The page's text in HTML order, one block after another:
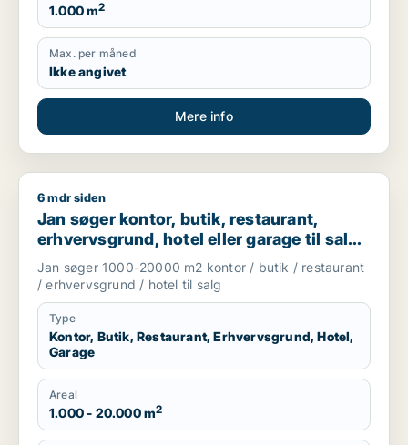
1.000 m2
Max. per måned
Ikke angivet
Mere info
Jan søger kontor, butik, restaurant, erhvervsgrund, hotel
6 mdr siden
Jan søger kontor, butik, restaurant,
erhvervsgrund, hotel eller garage til salg i
København, Kongens Lyngby eller
Gentofte
Jan søger 1000-20000 m2 kontor / butik / restaurant
/ erhvervsgrund / hotel til salg
Type
Kontor, Butik, Restaurant, Erhvervsgrund, Hotel,
Garage
Areal
1.000 - 20.000 m2